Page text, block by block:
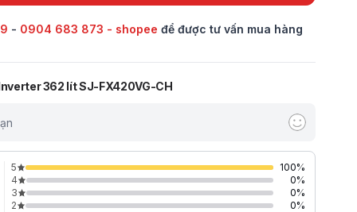
- 0904 683 873 - shopee để được tư vấn mua hàng
362 lít SJ-FX420VG-CH
5 100%
4
0%
3
0%
2
0%